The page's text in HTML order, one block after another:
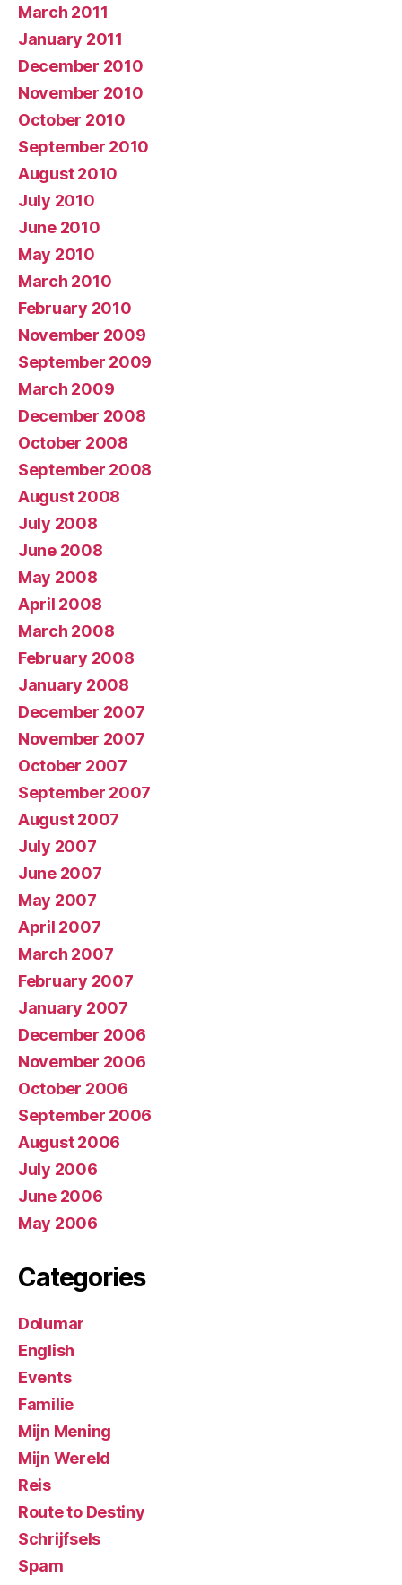
March 2011
January 2011
December 2010
November 2010
October 2010
September 2010
August 2010
July 2010
June 2010
May 2010
March 2010
February 2010
November 2009
September 2009
March 2009
December 2008
October 2008
September 2008
August 2008
July 2008
June 2008
May 2008
April 2008
March 2008
February 2008
January 2008
December 2007
November 2007
October 2007
September 2007
August 2007
July 2007
June 2007
May 2007
April 2007
March 2007
February 2007
January 2007
December 2006
November 2006
October 2006
September 2006
August 2006
July 2006
June 2006
May 2006
Categories
Dolumar
English
Events
Familie
Mijn Mening
Mijn Wereld
Reis
Route to Destiny
Schrijfsels
Spam